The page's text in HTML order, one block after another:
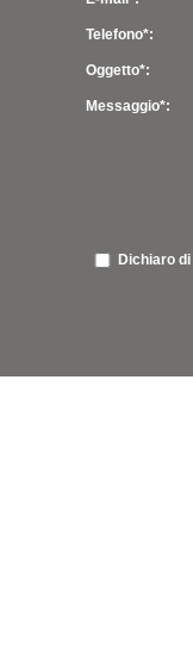
Telefono*:
Oggetto*:
Messaggio*:
Dichiaro